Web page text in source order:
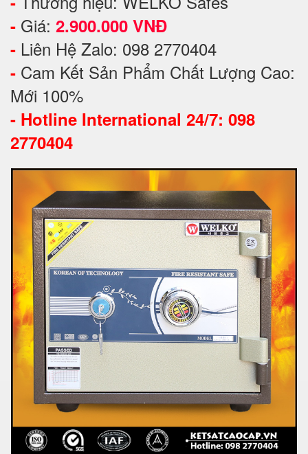
- Giá: 2.900.000 VNĐ
- Liên Hệ Zalo: 098 2770404
- Cam Kết Sản Phẩm Chất Lượng Cao:
Mới 100%
- Hotline International 24/7: 098
2770404